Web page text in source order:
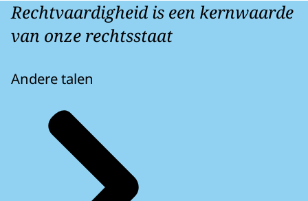
Rechtvaardigheid is een kernwaarde
van onze rechtsstaat
Andere talen